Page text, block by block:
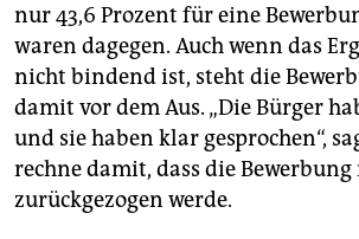
nur 43,6 Prozent für eine
waren dagegen. Auch wenn das
nicht bindend ist, steht die
damit vor dem Aus. „Die Bürger
und sie haben klar gesprochen“,
rechne damit, dass die
zurückgezogen werde.